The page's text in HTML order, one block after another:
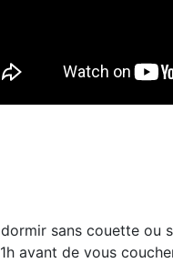
sans couette ou
avant de vous